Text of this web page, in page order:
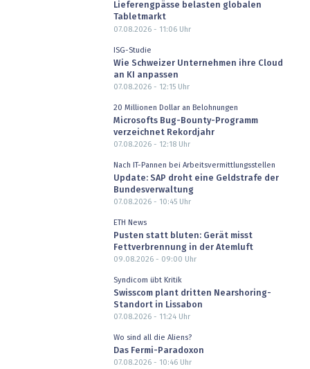
Lieferengpässe belasten globalen
Tabletmarkt
07.08.2026 - 11:06Uhr
ISG-Studie
Wie Schweizer Unternehmen ihre Cloud
an KI anpassen
07.08.2026 - 12:15Uhr
20 Millionen Dollar an Belohnungen
Microsofts Bug-Bounty-Programm
verzeichnet Rekordjahr
07.08.2026 - 12:18Uhr
Nach IT-Pannen bei Arbeitsvermittlungsstellen
Update: SAP droht eine Geldstrafe der
Bundesverwaltung
07.08.2026 - 10:45Uhr
ETH News
Pusten statt bluten: Gerät misst
Fettverbrennung in der Atemluft
09.08.2026 - 09:00 Uhr
Syndicom übt Kritik
Swisscom plant dritten Nearshoring-
Standort in Lissabon
07.08.2026 - 11:24Uhr
Wo sind all die Aliens?
Das Fermi-Paradoxon
07.08.2026 - 10:46Uhr